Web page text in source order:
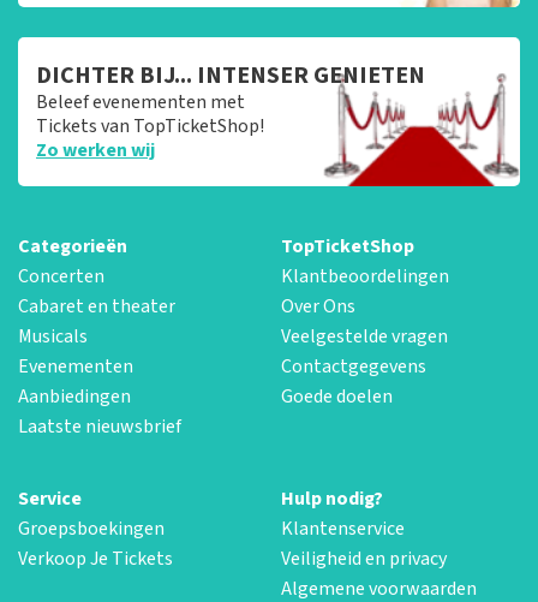
DICHTER BIJ... INTENSER GENIETEN
Beleef evenementen met
Tickets van TopTicketShop!
Zo werken wij
Categorieën
Concerten
Cabaret en theater
Musicals
Evenementen
Aanbiedingen
Laatste nieuwsbrief
TopTicketShop
Klantbeoordelingen
Over Ons
Veelgestelde vragen
Contactgegevens
Goede doelen
Service
Groepsboekingen
Verkoop Je Tickets
Hulp nodig?
Klantenservice
Veiligheid en privacy
Algemene voorwaarden